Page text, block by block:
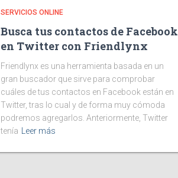
SERVICIOS ONLINE
Busca tus contactos de Facebook
en Twitter con Friendlynx
Friendlynx es una herramienta basada en un
gran buscador que sirve para comprobar
cuáles de tus contactos en Facebook están en
Twitter, tras lo cual y de forma muy cómoda
podremos agregarlos. Anteriormente, Twitter
tenía
Leer más